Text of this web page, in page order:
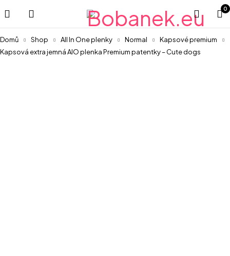
0
Domů Shop All In One plenky Normal
Kapsové premium
Kapsová extra jemná AIO plenka Premium patentky – Cute dogs